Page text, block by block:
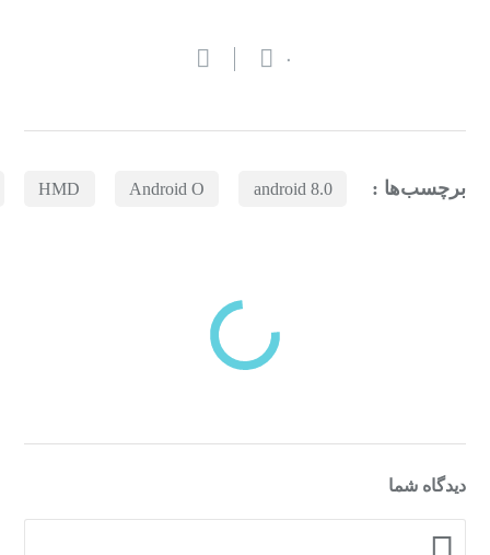
۰
برچسب‌ها : android 8.0
Android O
HMD
دسته‌بندی‌های منتخب برای شما
دیدگاه شما